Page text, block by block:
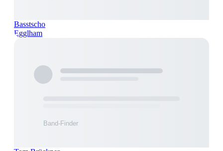
Basstscho
Egglham